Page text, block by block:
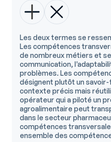
Les deux termes se
Les compétences
de nombreux métiers et
communication,
problèmes. Les
désignent plutôt un
contexte précis mais
opérateur qui a piloté un
agroalimentaire peut
dans le secteur
compétences
ensemble des